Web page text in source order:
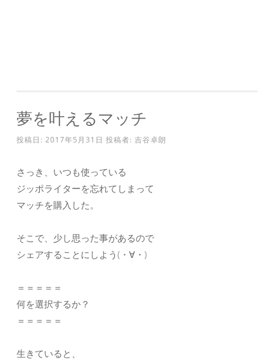
夢を叶えるマッチ
投稿日: 2017年5月31日 投稿者: 吉谷卓朗
さっき、いつも使っている
ジッポライターを忘れてしまって
マッチを購入した。
そこで、少し思った事があるので
シェアすることにしよう(・∀・)
＝＝＝＝＝
何を選択するか？
＝＝＝＝＝
生きていると、